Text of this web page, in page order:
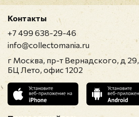
Контакты
+7 499 638-29-46
info@collectomania.ru
г Москва, пр-т Вернадского, д 29,
БЦ Лето, офис 1202